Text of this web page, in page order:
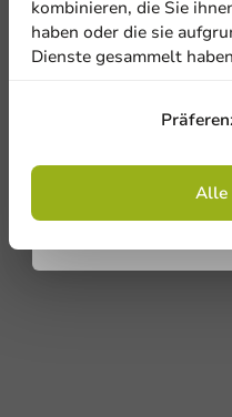
kombinieren, die Sie
haben oder die sie
Dienste gesammelt
Alle
denAllgemeinen
einverstanden